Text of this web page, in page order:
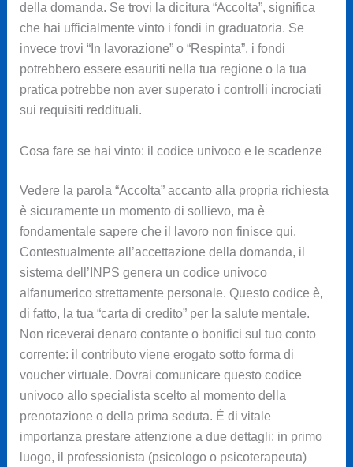
della domanda. Se trovi la dicitura “Accolta”, significa
che hai ufficialmente vinto i fondi in graduatoria. Se
invece trovi “In lavorazione” o “Respinta”, i fondi
potrebbero essere esauriti nella tua regione o la tua
pratica potrebbe non aver superato i controlli incrociati
sui requisiti reddituali.
Cosa fare se hai vinto: il codice univoco e le scadenze
Vedere la parola “Accolta” accanto alla propria richiesta
è sicuramente un momento di sollievo, ma è
fondamentale sapere che il lavoro non finisce qui.
Contestualmente all’accettazione della domanda, il
sistema dell’INPS genera un codice univoco
alfanumerico strettamente personale. Questo codice è,
di fatto, la tua “carta di credito” per la salute mentale.
Non riceverai denaro contante o bonifici sul tuo conto
corrente: il contributo viene erogato sotto forma di
voucher virtuale. Dovrai comunicare questo codice
univoco allo specialista scelto al momento della
prenotazione o della prima seduta. È di vitale
importanza prestare attenzione a due dettagli: in primo
luogo, il professionista (psicologo o psicoterapeuta)